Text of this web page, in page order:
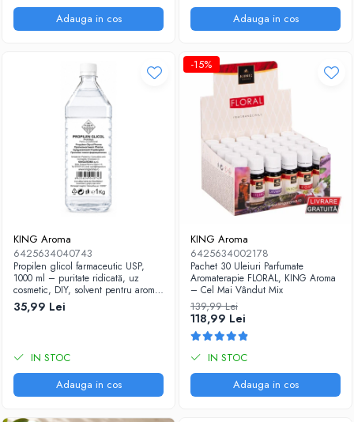
Adauga in cos
Adauga in cos
KING Aroma
6425634040743
Propilen glicol farmaceutic USP,
1000 ml – puritate ridicată, uz
cosmetic, DIY, solvent pentru arome,
Kingaroma
35,99 Lei
IN STOC
Adauga in cos
-15%
KING Aroma
6425634002178
Pachet 30 Uleiuri Parfumate
Aromaterapie FLORAL, KING Aroma
– Cel Mai Vândut Mix
139,99 Lei
118,99 Lei
IN STOC
Adauga in cos